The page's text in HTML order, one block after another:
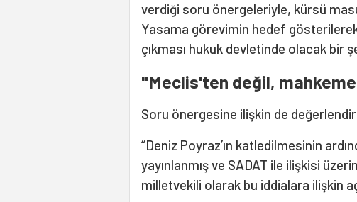
verdiği soru önergeleriyle, kürsü
Yasama görevimin hedef
çıkması hukuk devletinde olacak bir
"Meclis'ten değil,
Soru önergesine ilişkin de
“Deniz Poyraz’ın katledilmesinin
yayınlanmış ve SADAT ile ilişkisi
milletvekili olarak bu iddialara ilişkin